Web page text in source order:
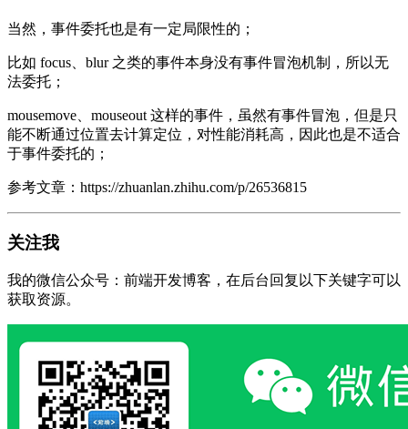
当然，事件委托也是有一定局限性的；
比如 focus、blur 之类的事件本身没有事件冒泡机制，所以无
法委托；
mousemove、mouseout 这样的事件，虽然有事件冒泡，但是只
能不断通过位置去计算定位，对性能消耗高，因此也是不适合
于事件委托的；
参考文章：https://zhuanlan.zhihu.com/p/26536815
关注我
我的微信公众号：前端开发博客，在后台回复以下关键字可以
获取资源。